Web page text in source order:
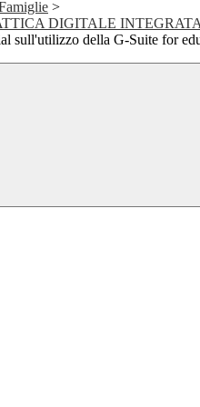
>
DIGITALE
sull'utilizzo della G-Suite for